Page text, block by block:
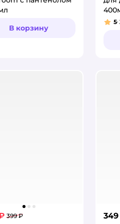
В корзину
5
399 ₽